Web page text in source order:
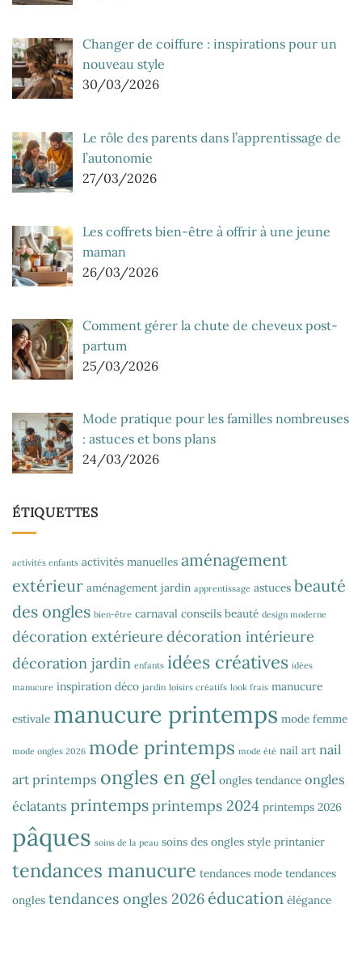
Changer de coiffure : inspirations pour un
nouveau style
30/03/2026
Le rôle des parents dans l’apprentissage de
l’autonomie
27/03/2026
Les coffrets bien-être à offrir à une jeune
maman
26/03/2026
Comment gérer la chute de cheveux post-
partum
25/03/2026
Mode pratique pour les familles nombreuses
: astuces et bons plans
24/03/2026
ÉTIQUETTES
activités enfants activités manuelles aménagement
extérieur aménagement jardin apprentissage astuces beauté
des ongles bien-être carnaval conseils beauté design moderne
décoration extérieure décoration intérieure
décoration jardin enfants idées créatives idées
manucure inspiration déco jardin loisirs créatifs look frais manucure
estivale manucure printemps mode femme
mode ongles 2026 mode printemps mode été nail art nail
art printemps ongles en gel ongles tendance ongles
éclatants printempsprintemps 2024 printemps 2026
pâques soins de la peau soins des ongles style printanier
tendances manucure tendances mode tendances
ongles tendances ongles 2026 éducation élégance